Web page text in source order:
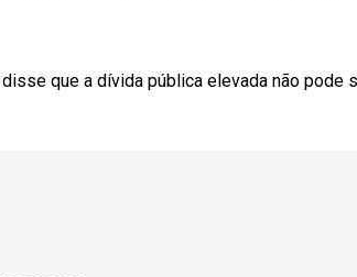
que a dívida pública elevada não pode